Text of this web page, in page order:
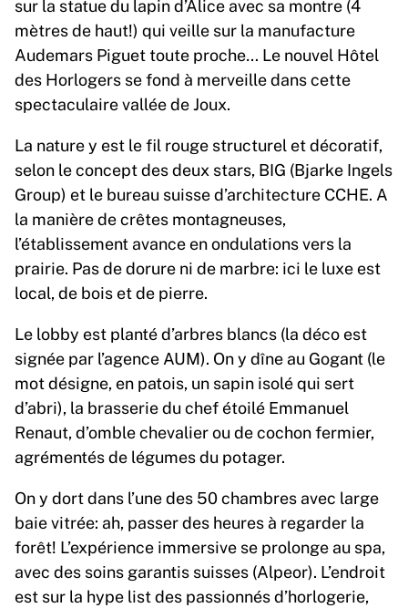
sur la statue du lapin d’Alice avec sa montre (4
mètres de haut!) qui veille sur la manufacture
Audemars Piguet toute proche… Le nouvel Hôtel
des Horlogers se fond à merveille dans cette
spectaculaire vallée de Joux.
La nature y est le fil rouge structurel et décoratif,
selon le concept des deux stars, BIG (Bjarke Ingels
Group) et le bureau suisse d’architecture CCHE. A
la manière de crêtes montagneuses,
l’établissement avance en ondulations vers la
prairie. Pas de dorure ni de marbre: ici le luxe est
local, de bois et de pierre.
Le lobby est planté d’arbres blancs (la déco est
signée par l’agence AUM). On y dîne au Gogant (le
mot désigne, en patois, un sapin isolé qui sert
d’abri), la brasserie du chef étoilé Emmanuel
Renaut, d’omble chevalier ou de cochon fermier,
agrémentés de légumes du potager.
On y dort dans l’une des 50 chambres avec large
baie vitrée: ah, passer des heures à regarder la
forêt! L’expérience immersive se prolonge au spa,
avec des soins garantis suisses (Alpeor). L’endroit
est sur la hype list des passionnés d’horlogerie,